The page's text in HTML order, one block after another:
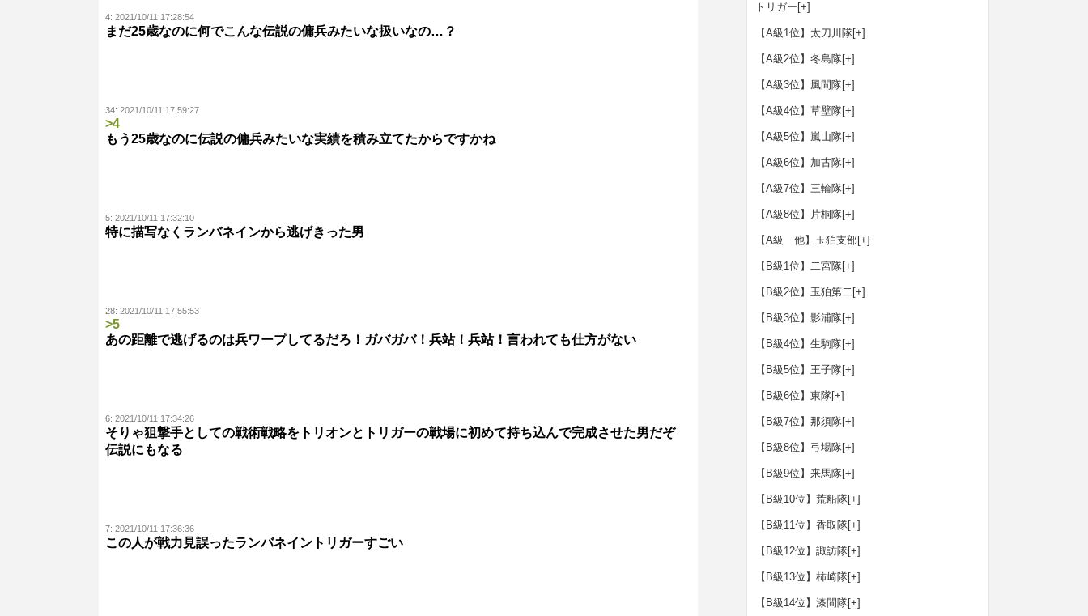
4: 2021/10/11 17:28:54
まだ25歳なのに何でこんな伝説の傭兵みたいな扱いなの…？
34: 2021/10/11 17:59:27
>4
もう25歳なのに伝説の傭兵みたいな実績を積み立てたからですかね
5: 2021/10/11 17:32:10
特に描写なくランバネインから逃げきった男
28: 2021/10/11 17:55:53
>5
あの距離で逃げるのは兵ワープしてるだろ！ガバガバ！兵站！兵站！言われても仕方がない
6: 2021/10/11 17:34:26
そりゃ狙撃手としての戦術戦略をトリオンとトリガーの戦場に初めて持ち込んで完成させた男だぞ
伝説にもなる
7: 2021/10/11 17:36:36
この人が戦力見誤ったランバネイントリガーすごい
トリガー [+]
【A級1位】太刀川隊[+]
【A級2位】冬島隊[+]
【A級3位】風間隊[+]
【A級4位】草壁隊[+]
【A級5位】嵐山隊[+]
【A級6位】加古隊[+]
【A級7位】三輪隊[+]
【A級8位】片桐隊[+]
【A級 他】玉狛支部[+]
【B級1位】二宮隊[+]
【B級2位】玉狛第二[+]
【B級3位】影浦隊[+]
【B級4位】生駒隊[+]
【B級5位】王子隊[+]
【B級6位】東隊[+]
【B級7位】那須隊[+]
【B級8位】弓場隊[+]
【B級9位】来馬隊[+]
【B級10位】荒船隊[+]
【B級11位】香取隊[+]
【B級12位】諏訪隊[+]
【B級13位】柿崎隊[+]
【B級14位】漆間隊[+]